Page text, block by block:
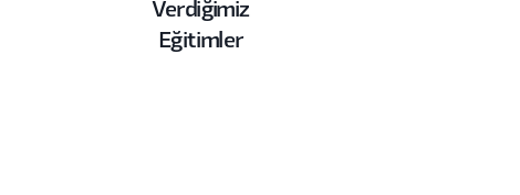
Verdiğimiz
Eğitimler